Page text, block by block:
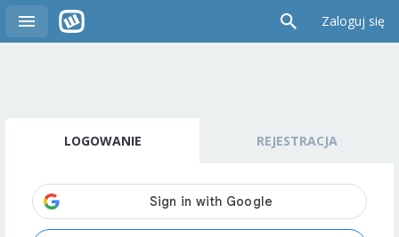
Zaloguj się
LOGOWANIE REJESTRACJA